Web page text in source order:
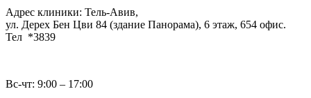
Адрес клиники: Тель-Авив,
ул. Дерех Бен Цви 84 (здание Панорама), 6 этаж, 654 офис.
Тел *3839
Вс-чт: 9:00 – 17:00